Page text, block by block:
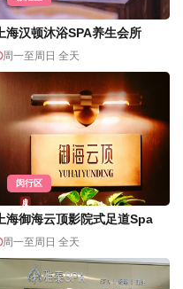
上海汉顿沐浴SPA养生会所
周一至周日 全天
闵行区
上海御海云顶影院式足道Spa
周一至周日 全天